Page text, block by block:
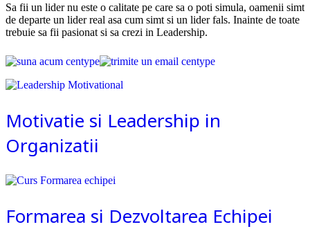
Sa fii un lider nu este o calitate pe care sa o poti simula, oamenii simt
de departe un lider real asa cum simt si un lider fals. Inainte de toate
trebuie sa fii pasionat si sa crezi in Leadership.
Motivatie si Leadership in
Organizatii
Formarea si Dezvoltarea Echipei